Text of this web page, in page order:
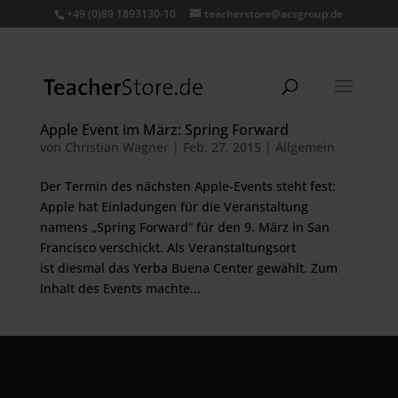
+49 (0)89 1893130-10 teacherstore@acsgroup.de
Apple Event im März: Spring Forward
von Christian Wagner | Feb. 27, 2015 | Allgemein
Der Termin des nächsten Apple-Events steht fest:
Apple hat Einladungen für die Veranstaltung
namens „Spring Forward“ für den 9. März in San
Francisco verschickt. Als Veranstaltungsort
ist diesmal das Yerba Buena Center gewählt. Zum
Inhalt des Events machte...